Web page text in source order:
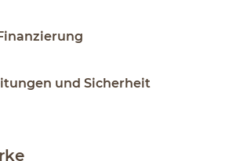
und Sicherheit